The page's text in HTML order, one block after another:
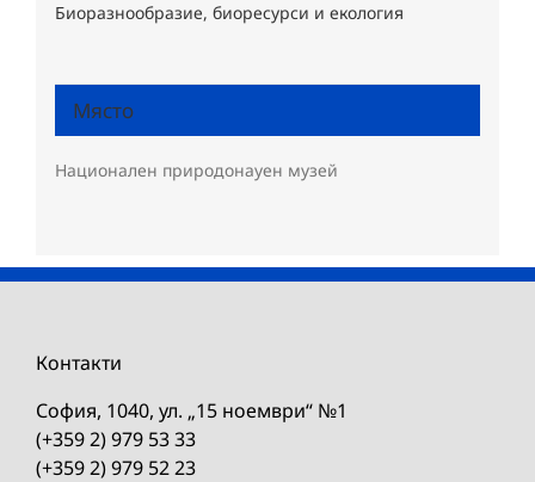
Биоразнообразие, биоресурси и екология
Място
Национален природонауен музей
Контакти
София, 1040, ул. „15 ноември“ №1
(+359 2) 979 53 33
(+359 2) 979 52 23